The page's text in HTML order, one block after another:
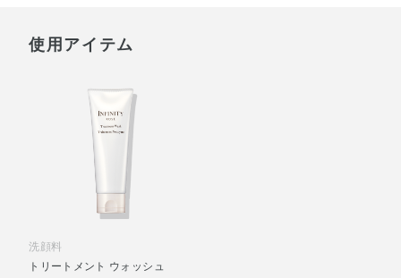
使用アイテム
洗顔料
トリートメント ウォッシュ